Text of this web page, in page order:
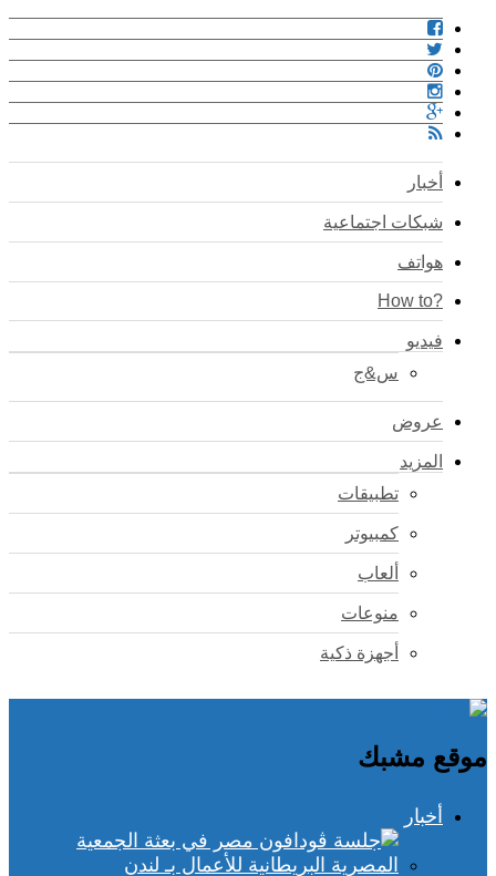
أخبار
شبكات اجتماعية
هواتف
?How to
فيديو
س&ج
عروض
المزيد
تطبيقات
كمبيوتر
ألعاب
منوعات
أجهزة ذكية
موقع مشبك
أخبار